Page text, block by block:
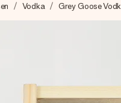
sorgfältig vor und
Vodka Grey Goose